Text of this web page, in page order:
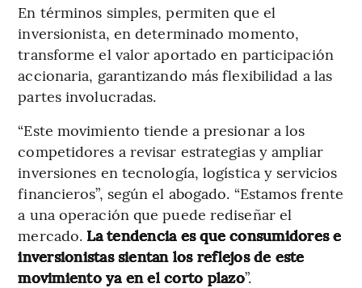
En términos simples, permiten que el
inversionista, en determinado momento,
transforme el valor aportado en participación
accionaria, garantizando más flexibilidad a las
partes involucradas.
“Este movimiento tiende a presionar a los
competidores a revisar estrategias y ampliar
inversiones en tecnología, logística y servicios
financieros”, según el abogado. “Estamos frente
a una operación que puede rediseñar el
mercado. La tendencia es que consumidores e
inversionistas sientan los reflejos de este
movimiento ya en el corto plazo”.